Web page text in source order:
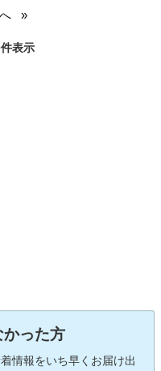
表示
かった方
情報をいち早くお届け出